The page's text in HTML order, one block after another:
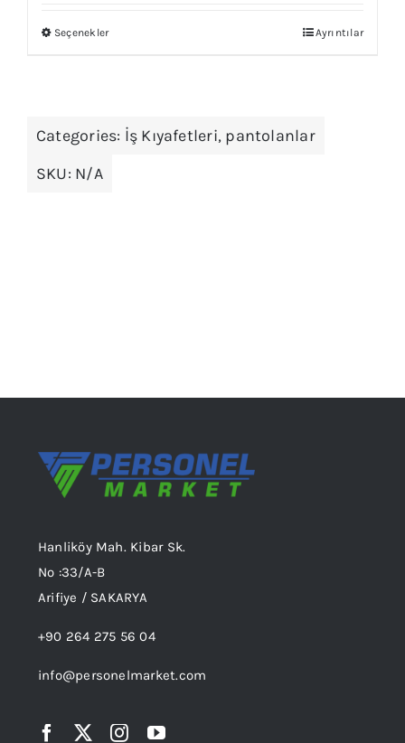
SeçeneklerBu
varyasyonu
Ayrıntılar
Categories: İş Kıyafetleri, pantolanlar
SKU: N/A
Hanliköy Mah. Kibar Sk.
No :33/A-B
Arifiye / SAKARYA
+90 264 275 56 04
info@personelmarket.com